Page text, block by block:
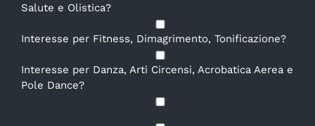
Salute e Olistica?
Interesse per Fitness, Dimagrimento, Tonificazione?
Interesse per Danza, Arti Circensi, Acrobatica Aerea e
Pole Dance?